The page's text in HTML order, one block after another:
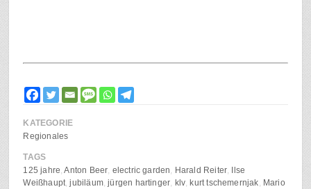
KATEGORIE
Regionales
TAGS
125 jahre Anton Beer electric garden Harald Reiter
Ilse
Weißhaupt jubiläum jürgen hartinger klv kurt tschemernjak
Mario